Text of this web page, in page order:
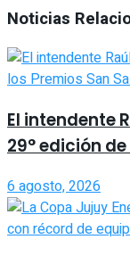
Noticias
El intendente
29° edición
6 agosto, 2026